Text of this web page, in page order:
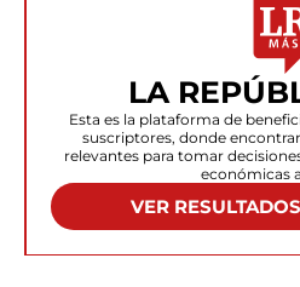
LA
Esta es la plataforma de
suscriptores, donde
relevantes para tomar
económicas
VER